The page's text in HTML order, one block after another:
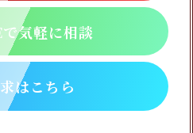
気軽に相談
はこちら